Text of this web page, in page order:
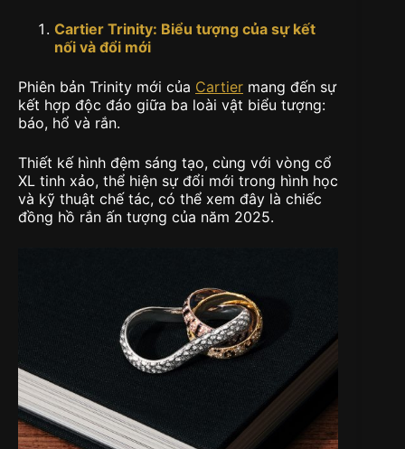
Cartier Trinity: Biểu tượng của sự kết
nối và đổi mới
Phiên bản Trinity mới của Cartier mang đến sự
kết hợp độc đáo giữa ba loài vật biểu tượng:
báo, hổ và rắn.
Thiết kế hình đệm sáng tạo, cùng với vòng cổ
XL tinh xảo, thể hiện sự đổi mới trong hình học
và kỹ thuật chế tác, có thể xem đây là chiếc
đồng hồ rắn ấn tượng của năm 2025.